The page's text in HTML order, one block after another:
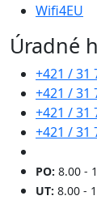
Wifi4EU
Úradné
+421 / 31
+421 / 31
+421 / 31
+421 / 31
PO: 8.00 -
UT: 8.00 -